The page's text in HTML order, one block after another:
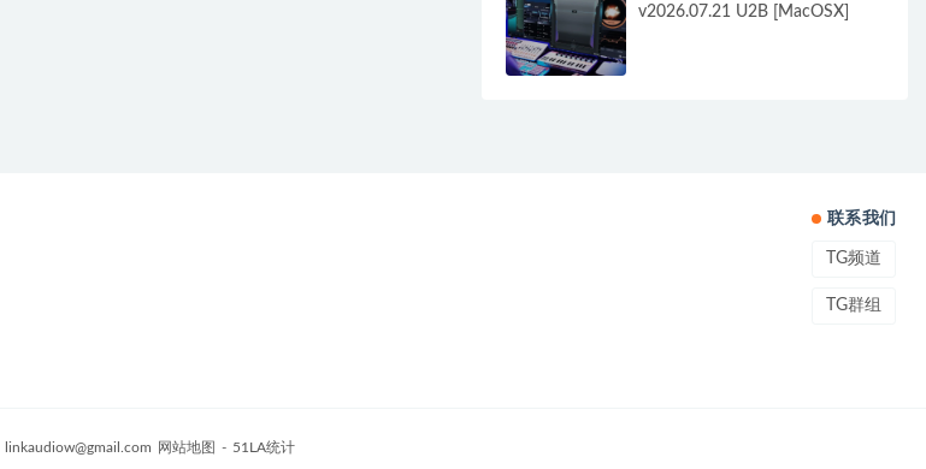
v2026.07.21 U2B [MacOSX]
联系我们
TG频道
TG群组
linkaudiow@gmail.com 网站地图 - 51LA统计